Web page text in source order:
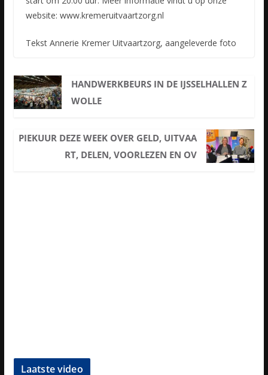
website: www.kremeruitvaartzorg.nl
Tekst Annerie Kremer Uitvaartzorg, aangeleverde foto
HANDWERKBEURS IN DE IJSSELHALLEN Z
WOLLE
PIEKUUR DEZE WEEK OVER GELD, UITVAA
RT, DELEN, VOORLEZEN EN OV
Laatste video